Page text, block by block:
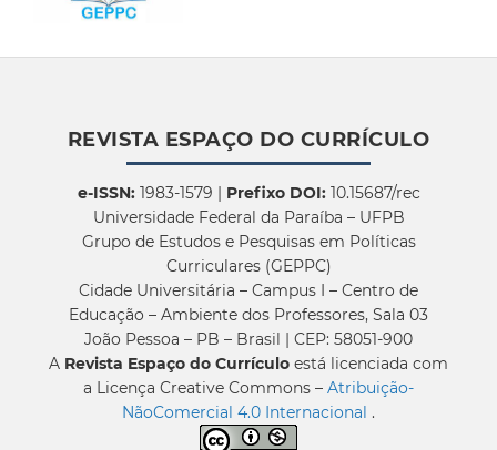
REVISTA ESPAÇO DO CURRÍCULO
e-ISSN:1983-1579 | Prefixo DOI:10.15687/rec
Universidade Federal da Paraíba – UFPB
Grupo de Estudos e Pesquisas em Políticas
Curriculares (GEPPC)
Cidade Universitária – Campus I – Centro de
Educação – Ambiente dos Professores, Sala 03
João Pessoa – PB – Brasil | CEP: 58051-900
A Revista Espaço do Currículo está licenciada com
a Licença Creative Commons – Atribuição-
NãoComercial 4.0 Internacional .